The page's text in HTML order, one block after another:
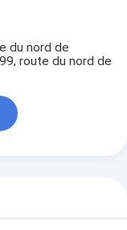
du nord de
route du nord de